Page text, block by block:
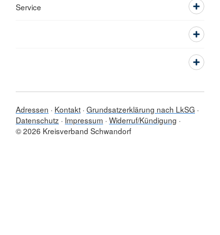
Service
Adressen Kontakt Grundsatzerklärung nach LkSG
Datenschutz
Impressum Widerruf/Kündigung
© 2026 Kreisverband Schwandorf